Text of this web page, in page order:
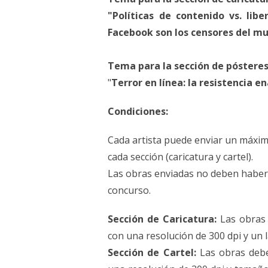
"Políticas de contenido vs.
Facebook son los censores del
Tema para la sección de
"Terror en línea: la resistencia
Condiciones:
Cada artista puede enviar un
cada sección (caricatura y cartel).
Las obras enviadas no deben
concurso.
Sección de Caricatura: Las
con una resolución de 300 dpi y un
Sección de Cartel:Las obras